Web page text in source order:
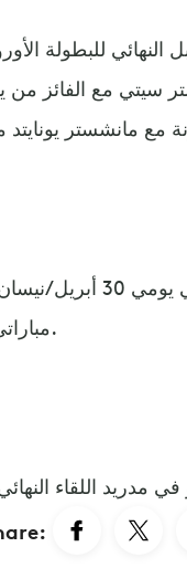
للبطولة
سيتي مع الفائز
وستقام مباراتي
مباراتي الإياب يومي 7 و8 من نفس الشهر.
مدريد اللقاء